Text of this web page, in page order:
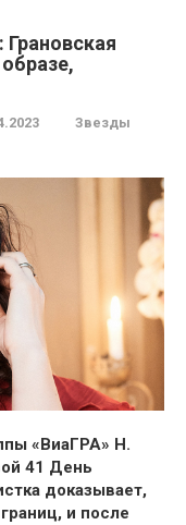
Звезды
«ВиаГРА» Н.
41 День
доказывает,
и после